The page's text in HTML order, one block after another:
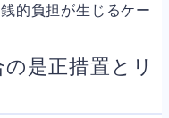
的負担が生じるケー
是正措置とリ